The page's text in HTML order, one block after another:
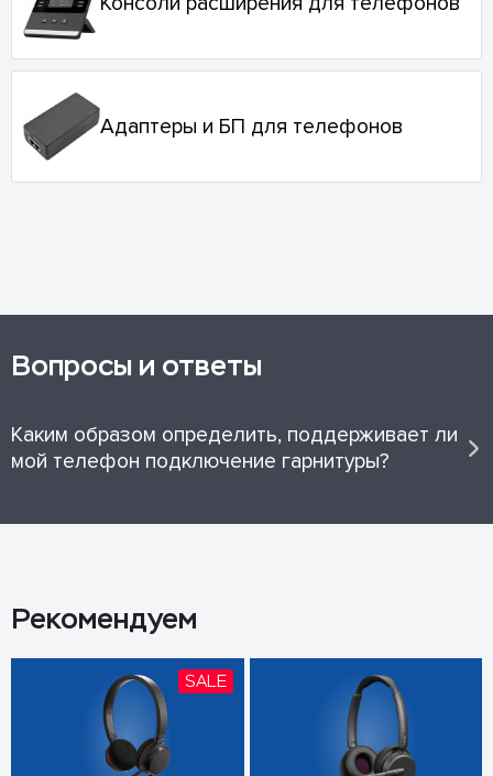
Адаптеры и БП для телефонов
Вопросы и ответы
Каким образом определить, поддерживает ли
мой телефон подключение гарнитуры?
Рекомендуем
SALE